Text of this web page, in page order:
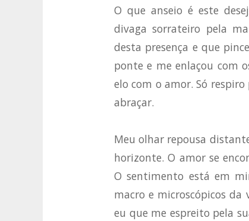
O que anseio é este
divaga sorrateiro pela
desta presença e que
ponte e me enlaçou com
elo com o amor. Só
abraçar.
Meu olhar repousa
horizonte. O amor se
O sentimento está em
macro e microscópicos da
eu que me espreito pela